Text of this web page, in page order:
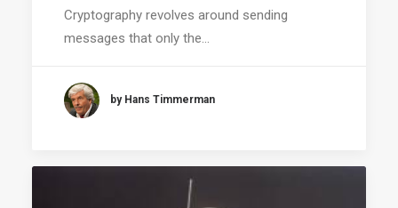
Cryptography revolves around sending
messages that only the…
by Hans Timmerman